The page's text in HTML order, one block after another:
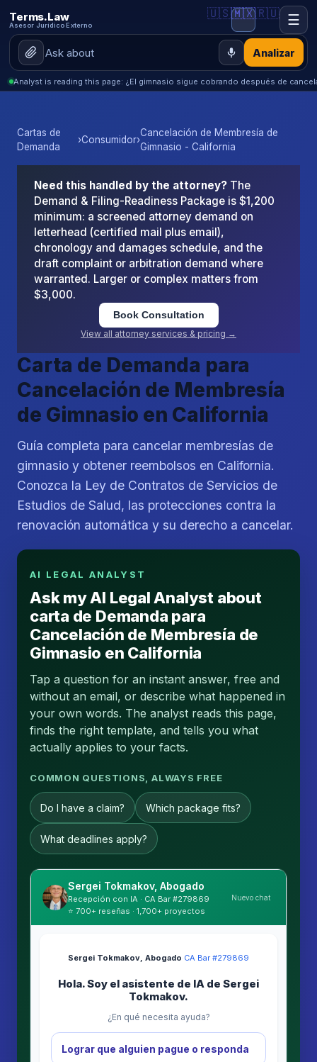
Terms.Law
Asesor Jurídico Externo
Analizar
🇺🇸🇲🇽🇷🇺 ☰
Analyst is reading this page: ¿El gimnasio sigue cobrando después de
Cartas de
Demanda
›Consumidor›
Cancelación de Membresía de
Gimnasio - California
Need this handled by the attorney? The
Demand & Filing-Readiness Package is $1,200
minimum: a screened attorney demand on
letterhead (certified mail plus email),
chronology and damages schedule, and the
draft complaint or arbitration demand where
warranted. Larger or complex matters from
$3,000.
Book Consultation
View all attorney services & pricing →
Carta de Demanda para
Cancelación de Membresía
de Gimnasio en California
Guía completa para cancelar membresías de
gimnasio y obtener reembolsos en California.
Conozca la Ley de Contratos de Servicios de
Estudios de Salud, las protecciones contra la
renovación automática y su derecho a cancelar.
AI LEGAL ANALYST
Ask my AI Legal Analyst about
carta de Demanda para
Cancelación de Membresía de
Gimnasio en California
Tap a question for an instant answer, free and
without an email, or describe what happened in
your own words. The analyst reads this page,
finds the right template, and tells you what
actually applies to your facts.
COMMON QUESTIONS, ALWAYS FREE
Do I have a claim? Which package fits?
What deadlines apply?
Sergei Tokmakov, Abogado
Recepción con IA · CA Bar #279869
⭐ 700+ reseñas · 1,700+ proyectos
Nuevo chat
Sergei Tokmakov, Abogado·CA Bar #279869
Hola. Soy el asistente de IA de Sergei
Tokmakov.
¿En qué necesita ayuda?
Lograr que alguien pague o responda